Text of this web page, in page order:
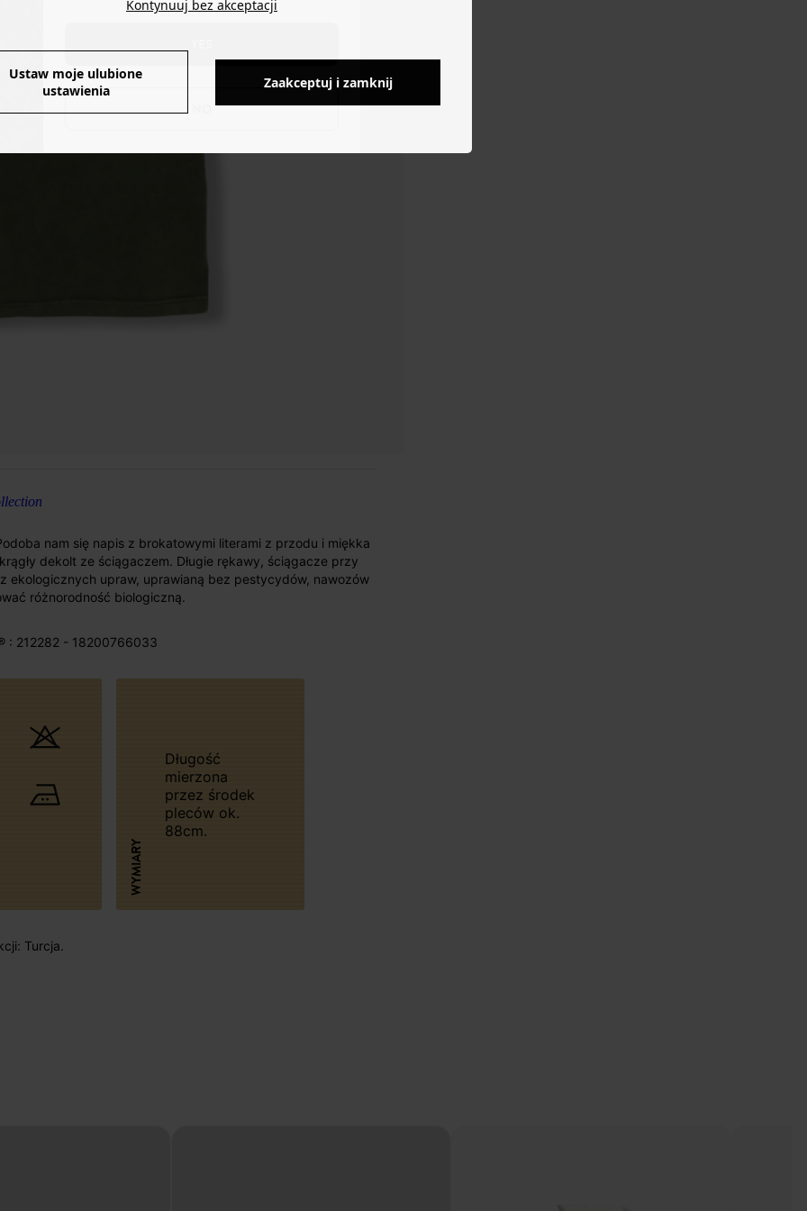
nam się napis z brokatowymi literami z przodu i miękka
dekolt ze ściągaczem. Długie rękawy, ściągacze przy
ekologicznych upraw, uprawianą bez pestycydów, nawozów
różnorodność biologiczną.
: 212282 - 18200766033
WYMIARY
Długość
mierzona
przez środek
pleców ok.
88cm.
Turcja.
Kontynuuj bez akceptacji
Ustaw moje ulubione
ustawienia
Zaakceptuj i zamknij